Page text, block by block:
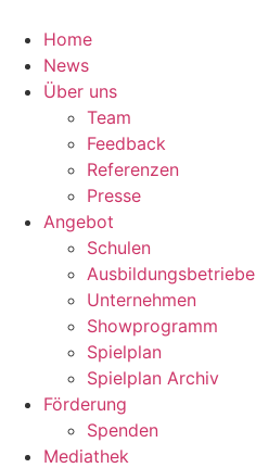
Inhalt
springen
Home
News
Über uns
Team
Feedback
Referenzen
Presse
Angebot
Schulen
Ausbildungsbetriebe
Unternehmen
Showprogramm
Spielplan
Spielplan Archiv
Förderung
Spenden
Mediathek